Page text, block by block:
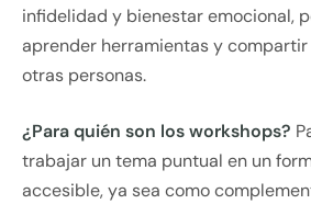
infidelidad y bienestar emocional,
aprender herramientas y
otras personas.
¿Para quién son los workshops?
trabajar un tema puntual en un
accesible, ya sea como